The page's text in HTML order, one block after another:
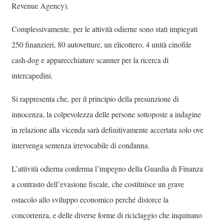
Revenue Agency).
Complessivamente, per le attività odierne sono stati impiegati
250 finanzieri, 80 autovetture, un elicottero, 4 unità cinofile
cash-dog e apparecchiature scanner per la ricerca di
intercapedini.
Si rappresenta che, per il principio della presunzione di
innocenza, la colpevolezza delle persone sottoposte a indagine
in relazione alla vicenda sarà definitivamente accertata solo ove
intervenga sentenza irrevocabile di condanna.
L’attività odierna conferma l’impegno della Guardia di Finanza
a contrasto dell’evasione fiscale, che costituisce un grave
ostacolo allo sviluppo economico perché distorce la
concorrenza, e delle diverse forme di riciclaggio che inquinano